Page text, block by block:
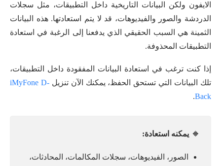
الايفون ولكن البيانات التاريخية داخل التطبيقات، مثل سجلات
الدردشة والصور والفيديوهات، قد لا يتم استعادتها. هذه البيانات
الثمينة هي السبب الحقيقي الذي يدفعنا إلى الرغبة في استعادة
التطبيقات المحذوفة.
إذا كنت ترغب في استعادة البيانات المفقودة داخل التطبيقات،
تلك البيانات التي تستحق الحفظ، يمكنك الآن تنزيلiMyFone D-
Back
.
🔸 يمكنه استعادة:
الصور، الفيديوهات، سجلات المكالمات، المحادثات،